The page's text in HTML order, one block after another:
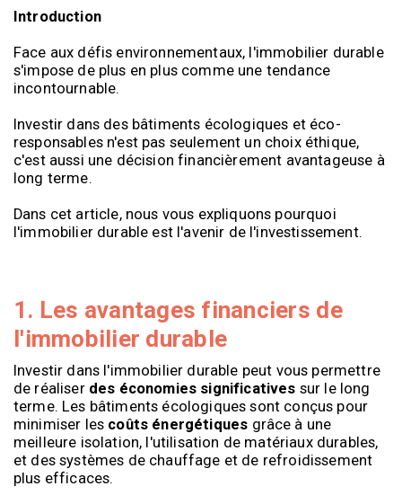
Introduction
Face aux défis environnementaux, l'immobilier durable
s'impose de plus en plus comme une tendance
incontournable.
Investir dans des bâtiments écologiques et éco-
responsables n'est pas seulement un choix éthique,
c'est aussi une décision financièrement avantageuse à
long terme.
Dans cet article, nous vous expliquons pourquoi
l'immobilier durable est l'avenir de l'investissement.
1. Les avantages financiers de
l'immobilier durable
Investir dans l'immobilier durable peut vous permettre
de réaliser des économies significatives sur le long
terme. Les bâtiments écologiques sont conçus pour
minimiser les coûts énergétiques grâce à une
meilleure isolation, l'utilisation de matériaux durables,
et des systèmes de chauffage et de refroidissement
plus efficaces.